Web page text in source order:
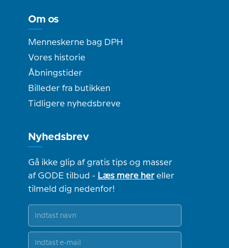
Om os
Menneskerne bag DPH
Vores historie
Åbningstider
Billeder fra butikken
Tidligere nyhedsbreve
Nyhedsbrev
Gå ikke glip af gratis tips og masser
af GODE tilbud - Læs mere hereller
tilmeld dig nedenfor!